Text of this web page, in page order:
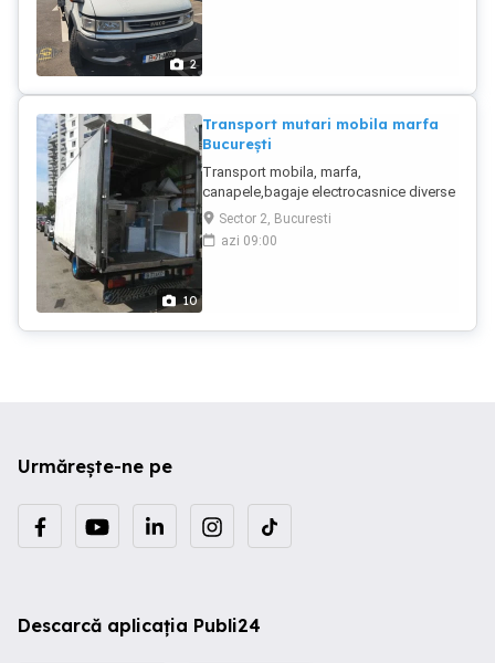
2
10
Transport mutari mobila marfa
București
Transport mobila, marfa,
canapele,bagaje electrocasnice diverse
in Bucuresti si interurban. Mutări
mobilier din locuințe, preluări din
magazine. Efectuez transport cu dube
Sector 2, Bucuresti
azi 09:00
Urmărește-ne pe
Descarcă aplicația Publi24